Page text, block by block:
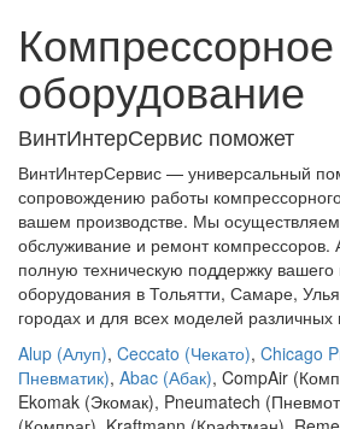
Компрессорное
оборудование
ВинтИнтерСервис поможет
ВинтИнтерСервис — универсальный
сопровождению работы
вашем производстве. Мы
обслуживание и ремонт компрессоров.
полную техническую поддержку вашего
оборудования в Тольятти, Самаре,
городах и для всех моделей различных
Alup (Алуп), Ceccato (Чекато), Chicago
Пневматик), Abac (Абак), CompAir
Ekomak (Экомак), Pneumatech